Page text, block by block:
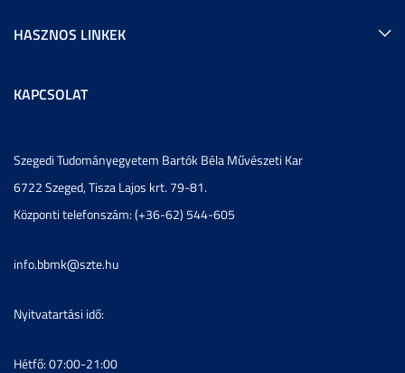
HASZNOS LINKEK
KAPCSOLAT
Szegedi Tudományegyetem Bartók Béla Művészeti Kar
6722 Szeged, Tisza Lajos krt. 79-81.
Központi telefonszám: (+36-62) 544-605
info.bbmk@szte.hu
Nyitvatartási idő:
Hétfő: 07:00-21:00